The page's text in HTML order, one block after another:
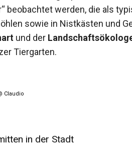
beobachtet werden, die als
sowie in Nistkästen und
und der
Tiergarten.
Claudio
in der Stadt